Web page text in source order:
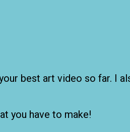
best art video so far. I
you have to make!